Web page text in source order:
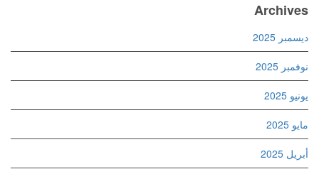
Archives
ديسمبر 2025
نوفمبر 2025
يونيو 2025
مايو 2025
أبريل 2025